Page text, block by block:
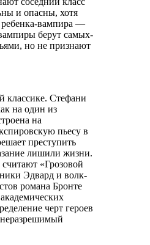
и опасны, хотя
ребенка-вампира —
берут самых-
но не признают
классике. Стефани
на один из
на
пьесу в
преступить
лишили жизни.
«Грозовой
Эдвард и волк-
романа Бронте
черт героев
неразрешимый